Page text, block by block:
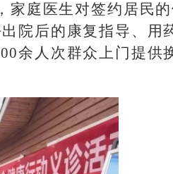
家庭医生对签约居民
院后的康复指导、用
余人次群众上门提供